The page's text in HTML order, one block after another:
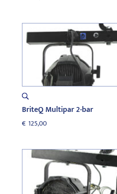
BriteQ Multipar 2-bar
€ 125,00